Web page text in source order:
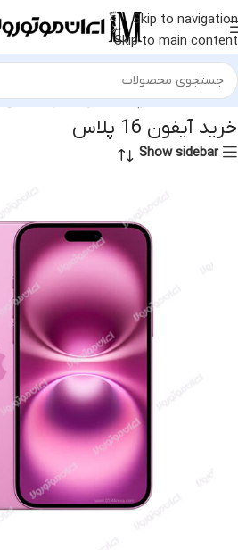
Skip to navigation
Skip to main content
خانه محصولات برچسب خورده “خرید آیفون 16 پلاس”
خرید آیفون 16 پلاس
Show sidebar